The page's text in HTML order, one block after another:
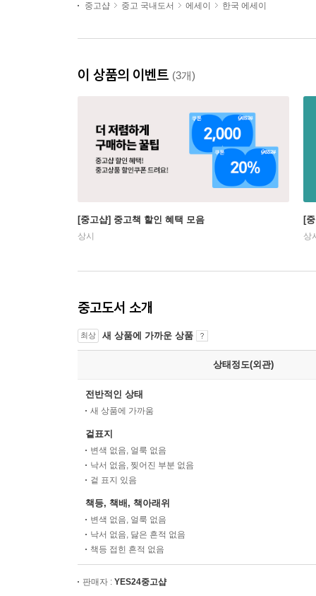
중고샵 중고 국내도서 에세이 한국 에세이
이 상품의 이벤트 (3개)
[중고샵] 중고책 할인 혜택 모음
상시
[
상
중고도서 소개
최상 새 상품에 가까운 상품
상태정도(외관)
전반적인 상태
새 상품에 가까움
겉표지
변색 없음, 얼룩 없음
낙서 없음, 찢어진 부분 없음
겉 표지 있음
책등, 책배, 책아래위
변색 없음, 얼룩 없음
낙서 없음, 닳은 흔적 없음
책등 접힌 흔적 없음
판매자 : YES24중고샵